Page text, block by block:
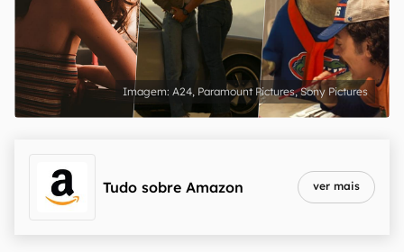
A24, Paramount Pictures, Sony Pictures
Tudo sobre Amazon ver mais